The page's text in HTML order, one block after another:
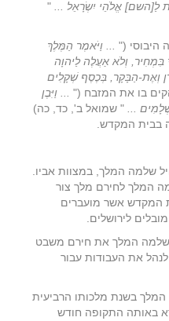
לַ[השם] אֱלֹהֵי יִשְׂרָאֵל ... "
היבוסי (" ... וַיֹּאמֶר הַמֶּלֶךְ
בִּמְחִיר, וְלֹא אַעֲלֶה לַיהוָה
וְאֶת-הַבָּקָר, בְּכֶסֶף שְׁקָלִים
בו את המזבח (" ... וַיִּבֶן
... " שמואל ב', כד, כה)
בבית המקדש.
שלמה המלך, במצוות אביו.
המלך לחירם מלך צור
המקדש אשר מועברים
לירושלים.
שלמה המלך את חירם משבט
את העבודות עבור
בשנת מלכותו הרביעית
באותה התקופה חודש